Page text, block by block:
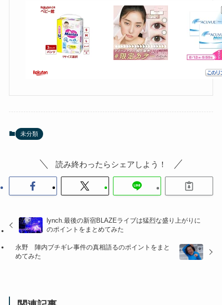
未分類
読み終わったらシェアしよう！
lynch.最後の新宿BLAZEライブは猛烈な盛り上がりに
のポイントをまとめてみた
永野 陣内ブチギレ事件の真相語るのポイントをまと
めてみた